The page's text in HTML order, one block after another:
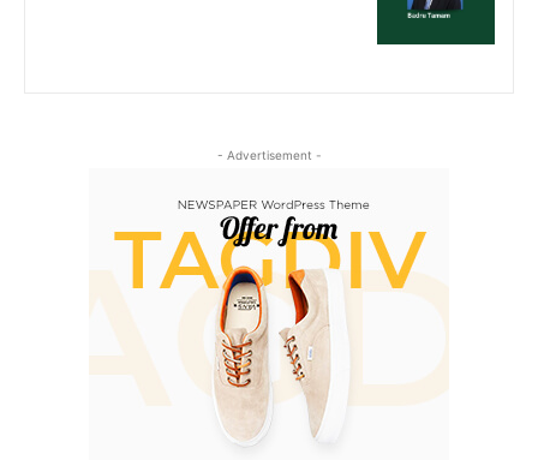
- Advertisement -